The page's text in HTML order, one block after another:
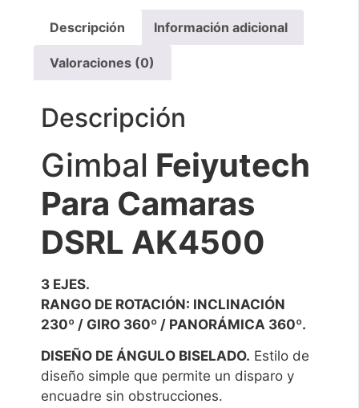
Descripción Información adicional
Valoraciones (0)
Descripción
Gimbal Feiyutech
Para Camaras
DSRL AK4500
3 EJES.
RANGO DE ROTACIÓN: INCLINACIÓN
230º / GIRO 360º / PANORÁMICA 360º.
DISEÑO DE ÁNGULO BISELADO. Estilo de
diseño simple que permite un disparo y
encuadre sin obstrucciones.